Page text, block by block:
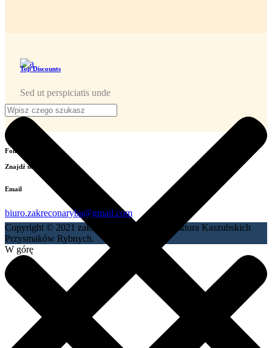
Top Discounts
Sed ut perspiciatis unde
Follow
Znajdź nas na:
Email
biuro.zakreconaryba@gmail.com
Copyright © 2021 zakreconaryba.pl | Manufaktura Kaszubskich
Przysmaków Rybnych.
W górę